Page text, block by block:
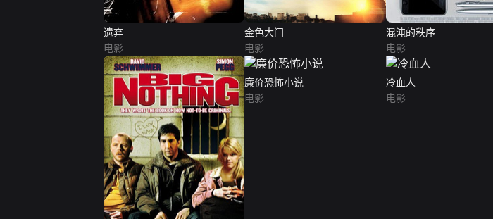
遗弃
电影
金色大门
电影
混沌的秩序
电影
廉价恐怖小说
电影
冷血人
电影